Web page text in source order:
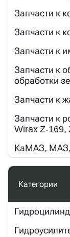
Запчасти к
Запчасти к
Запчасти к
Запчасти к
обработки
Запчасти к
Запчасти к
Wirax Z-169,
КаМАЗ,
Категории